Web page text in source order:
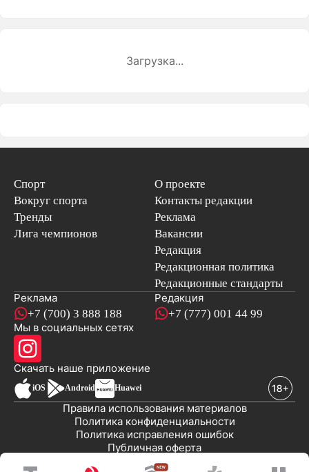
Загрузка...
Спорт
Вокруг спорта
Тренды
Лига чемпионов
О проекте
Контакты редакции
Реклама
Вакансии
Редакция
Редакционная политика
Редакционные стандарты
Реклама
+7 (700) 3 888 188
Редакция
+7 (777) 001 44 99
Мы в социальных сетях
Скачать наше приложениеновостей
iOS Android Huawei
Публичная оферта
Политика исправления ошибок
Политика конфиденциальности
Правила использования материалов
© 2008-2026 ТОО «EML»